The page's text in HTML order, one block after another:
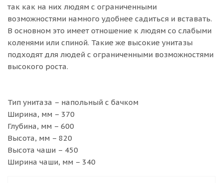
так как на них людям с ограниченными
возможностями намного удобнее садиться и вставать.
В основном это имеет отношение к людям со слабыми
коленями или спиной. Такие же высокие унитазы
подходят для людей с ограниченными возможностями
высокого роста.
Тип унитаза – напольный с бачком
Ширина, мм – 370
Глубина, мм – 600
Высота, мм – 820
Высота чаши – 450
Ширина чаши, мм – 340